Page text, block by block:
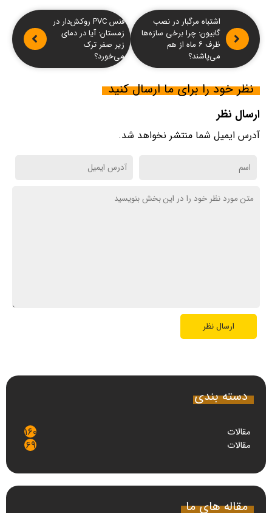
اشتباه مرگبار در نصب
گابیون: چرا برخی سازه‌ها
ظرف ۶ ماه از هم
می‌پاشند؟
فنس PVC روکش‌دار در
زمستان: آیا در دمای
زیر صفر ترک
می‌خورد؟
نظر خود را برای ما ارسال کنید
ارسال نظر
آدرس ایمیل شما منتشر نخواهد شد.
دسته بندی
مقالات 160
مقالات 69
مقاله های ما